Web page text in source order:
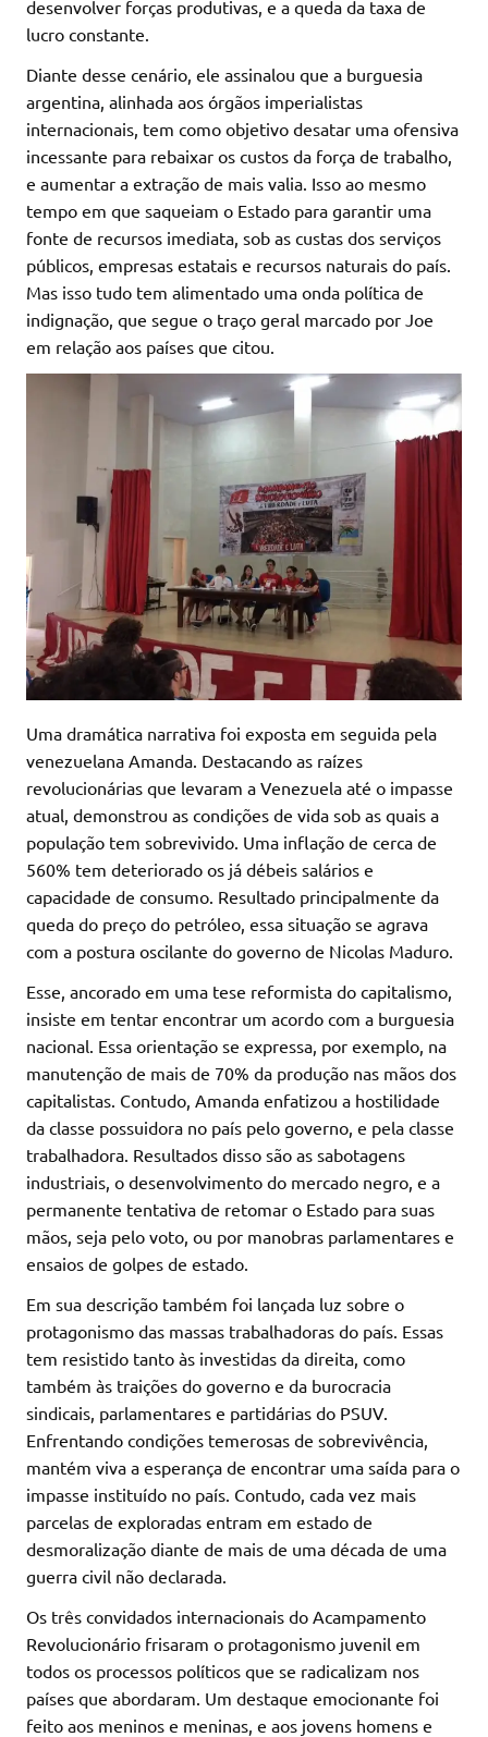
desenvolver forças produtivas, e a queda da taxa de
lucro constante.
Diante desse cenário, ele assinalou que a burguesia
argentina, alinhada aos órgãos imperialistas
internacionais, tem como objetivo desatar uma ofensiva
incessante para rebaixar os custos da força de trabalho,
e aumentar a extração de mais valia. Isso ao mesmo
tempo em que saqueiam o Estado para garantir uma
fonte de recursos imediata, sob as custas dos serviços
públicos, empresas estatais e recursos naturais do país.
Mas isso tudo tem alimentado uma onda política de
indignação, que segue o traço geral marcado por Joe
em relação aos países que citou.
Uma dramática narrativa foi exposta em seguida pela
venezuelana Amanda. Destacando as raízes
revolucionárias que levaram a Venezuela até o impasse
atual, demonstrou as condições de vida sob as quais a
população tem sobrevivido. Uma inflação de cerca de
560% tem deteriorado os já débeis salários e
capacidade de consumo. Resultado principalmente da
queda do preço do petróleo, essa situação se agrava
com a postura oscilante do governo de Nicolas Maduro.
Esse, ancorado em uma tese reformista do capitalismo,
insiste em tentar encontrar um acordo com a burguesia
nacional. Essa orientação se expressa, por exemplo, na
manutenção de mais de 70% da produção nas mãos dos
capitalistas. Contudo, Amanda enfatizou a hostilidade
da classe possuidora no país pelo governo, e pela classe
trabalhadora. Resultados disso são as sabotagens
industriais, o desenvolvimento do mercado negro, e a
permanente tentativa de retomar o Estado para suas
mãos, seja pelo voto, ou por manobras parlamentares e
ensaios de golpes de estado.
Em sua descrição também foi lançada luz sobre o
protagonismo das massas trabalhadoras do país. Essas
tem resistido tanto às investidas da direita, como
também às traições do governo e da burocracia
sindicais, parlamentares e partidárias do PSUV.
Enfrentando condições temerosas de sobrevivência,
mantém viva a esperança de encontrar uma saída para o
impasse instituído no país. Contudo, cada vez mais
parcelas de exploradas entram em estado de
desmoralização diante de mais de uma década de uma
guerra civil não declarada.
Os três convidados internacionais do Acampamento
Revolucionário frisaram o protagonismo juvenil em
todos os processos políticos que se radicalizam nos
países que abordaram. Um destaque emocionante foi
feito aos meninos e meninas, e aos jovens homens e